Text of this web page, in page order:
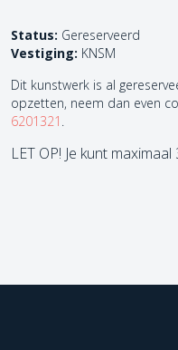
Status: Gereserveerd
Vestiging: KNSM
Dit kunstwerk is al
opzetten, neem dan even
6201321 .
LET OP! Je kunt